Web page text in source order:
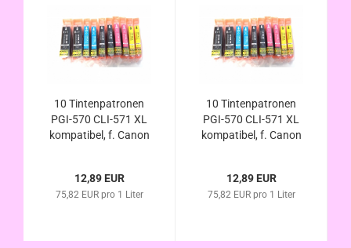
10 Tintenpatronen
PGI-570 CLI-571 XL
kompatibel, f. Canon
TS6040
12,89 EUR
75,82 EUR pro 1 Liter
10 Tintenpatronen
PGI-570 CLI-571 XL
kompatibel, f. Canon
12,89 EUR
75,82 EUR pro 1 Liter